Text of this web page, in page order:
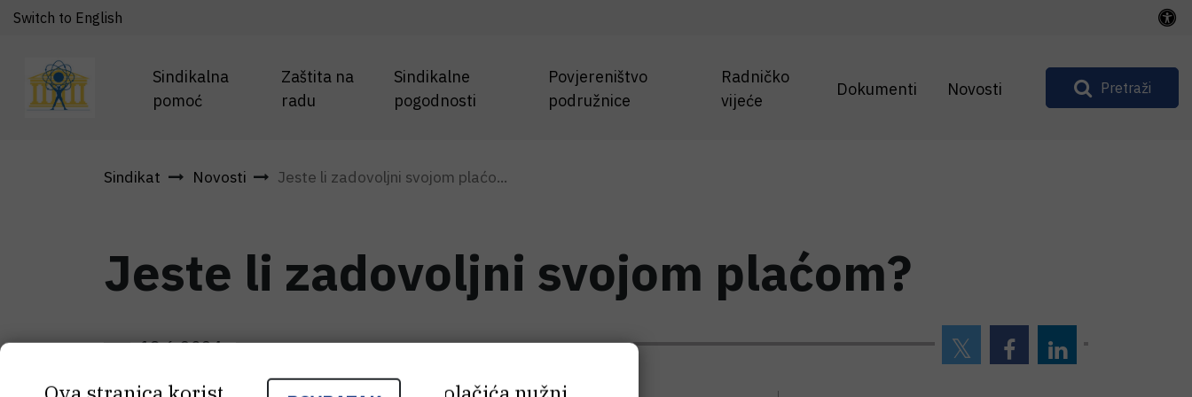
Sindikalna
pomoć
Zaštita na
radu
Sindikalne
pogodnosti
Povjereništvo
podružnice
Radničko
vijeće
Dokumenti Novosti
Switch to English
Pretraži
Sindikat Novosti Jeste li zadovoljni svojom plaćo...
Jeste li zadovoljni svojom plaćom?
18.6.2024.